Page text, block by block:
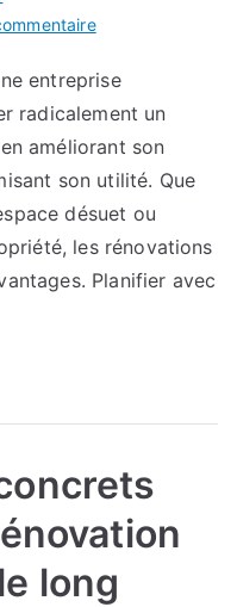
sur
les
défis
les
plus
des
rénovations
entreprise
radicalement un
améliorant son
son utilité. Que
désuet ou
les rénovations
Planifier avec
long